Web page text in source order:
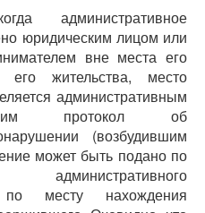
административное
юридическим лицом или
вне места его
жительства, место
административным
протокол об
(возбудившим
может быть подано по
месту нахождения